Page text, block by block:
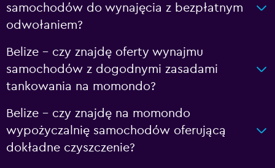
samochodów do wynajęcia z bezpłatnym
odwołaniem?
Belize – czy znajdę oferty wynajmu
samochodów z dogodnymi zasadami
tankowania na momondo?
Belize – czy znajdę na momondo
wypożyczalnię samochodów oferującą
dokładne czyszczenie?